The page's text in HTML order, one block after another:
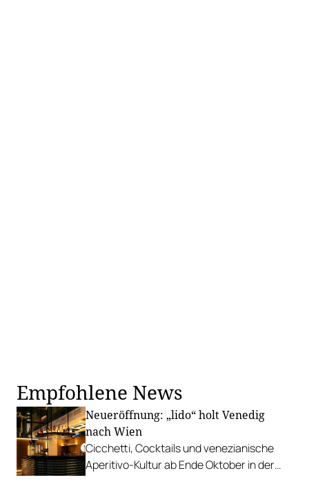
Empfohlene News
Neueröffnung: „lido“ holt Venedig
nach Wien
Cicchetti, Cocktails und venezianische
Aperitivo-Kultur ab Ende Oktober in der